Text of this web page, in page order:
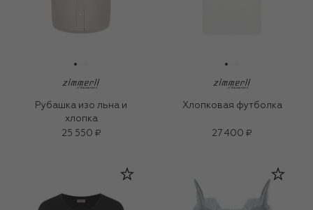
Рубашка изо льна и
хлопка
25 550 ₽
Хлопковая футболка
27 400 ₽